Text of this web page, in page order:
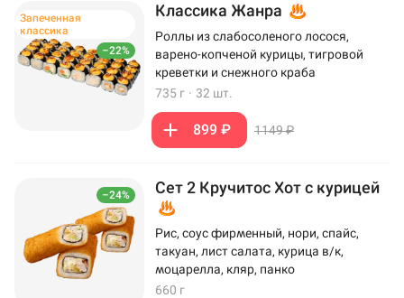
–22%
Запеченная
классика
Классика Жанра
Роллы из слабосоленого лосося,
варено-копченой курицы, тигровой
креветки и снежного краба
735 г · 32 шт.
899 ₽ 1149 ₽
–24% Сет 2 Кручитос Хот с курицей
Рис, соус фирменный, нори, спайс,
такуан, лист салата, курица в/к,
моцарелла, кляр, панко
660 г